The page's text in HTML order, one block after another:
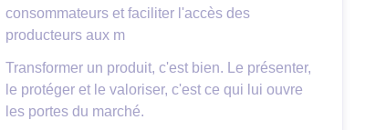
consommateurs et faciliter l'accès des
producteurs aux m
Transformer un produit, c'est bien. Le présenter,
le protéger et le valoriser, c'est ce qui lui ouvre
les portes du marché.